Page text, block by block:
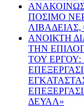
ΠΟΣΙΜΟ
ΛΙΒΑΔΕΙΑΣ,
AΝΟΙΚΤΗ
ΤΗΝ
ΤΟΥ ΕΡΓΟΥ:
ΔΕΥΑΛ»